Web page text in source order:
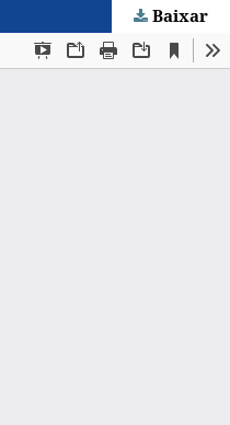
Baixar